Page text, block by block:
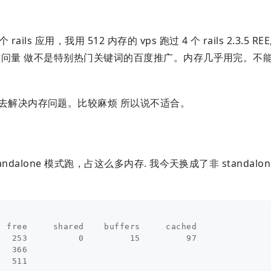
rails 应用，我用 512 内存的 vps 跑过 4 个 rails 2.3.5
量 做不是特别热门关键词的百度推广。内存几乎用完。不
决内存问题。比较麻烦 所以说不适合。
模式跑，占这么多内存. 我今天换成了非
free     shared    buffers     cached
253          0         15         97
366
511